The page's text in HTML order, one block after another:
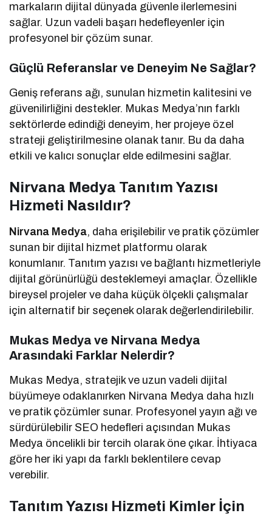
markaların dijital dünyada güvenle ilerlemesini
sağlar. Uzun vadeli başarı hedefleyenler için
profesyonel bir çözüm sunar.
Güçlü Referanslar ve Deneyim Ne Sağlar?
Geniş referans ağı, sunulan hizmetin kalitesini ve
güvenilirliğini destekler. Mukas Medya’nın farklı
sektörlerde edindiği deneyim, her projeye özel
strateji geliştirilmesine olanak tanır. Bu da daha
etkili ve kalıcı sonuçlar elde edilmesini sağlar.
Nirvana Medya Tanıtım Yazısı
Hizmeti Nasıldır?
Nirvana Medya, daha erişilebilir ve pratik çözümler
sunan bir dijital hizmet platformu olarak
konumlanır. Tanıtım yazısı ve bağlantı hizmetleriyle
dijital görünürlüğü desteklemeyi amaçlar. Özellikle
bireysel projeler ve daha küçük ölçekli çalışmalar
için alternatif bir seçenek olarak değerlendirilebilir.
Mukas Medya ve Nirvana Medya
Arasındaki Farklar Nelerdir?
Mukas Medya, stratejik ve uzun vadeli dijital
büyümeye odaklanırken Nirvana Medya daha hızlı
ve pratik çözümler sunar. Profesyonel yayın ağı ve
sürdürülebilir SEO hedefleri açısından Mukas
Medya öncelikli bir tercih olarak öne çıkar. İhtiyaca
göre her iki yapı da farklı beklentilere cevap
verebilir.
Tanıtım Yazısı Hizmeti Kimler İçin